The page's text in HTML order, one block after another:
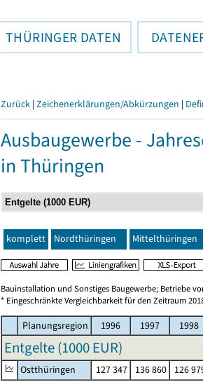
THÜRINGER DATEN
Zurück | Zeichenerklärungen/Abkürzungen |
Ausbaugewerbe -
in Thüringen
komplett Nordthüringen Mittelthüringen
Bauinstallation und Sonstiges Baugewerbe; Betriebe
* Eingeschränkte Vergleichbarkeit für den Zeitraum
Planungsregion 1996 1997 1998
Entgelte (1000 EUR)
Ostthüringen 127 347 136 860 126